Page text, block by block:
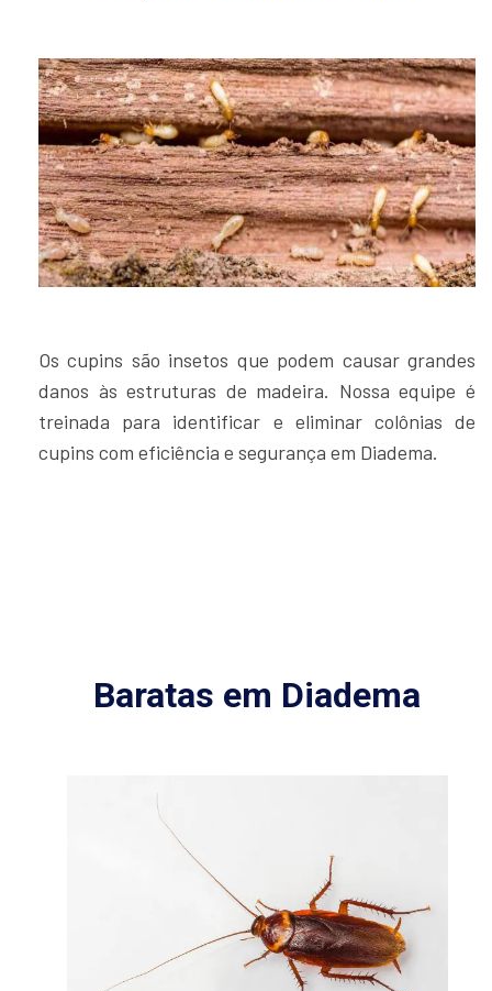
Os cupins são insetos que podem causar grandes
danos às estruturas de madeira. Nossa equipe é
treinada para identificar e eliminar colônias de
cupins com eficiência e segurança em Diadema.
Baratas em Diadema